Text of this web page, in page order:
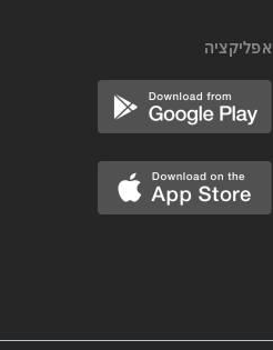
אפליקציה